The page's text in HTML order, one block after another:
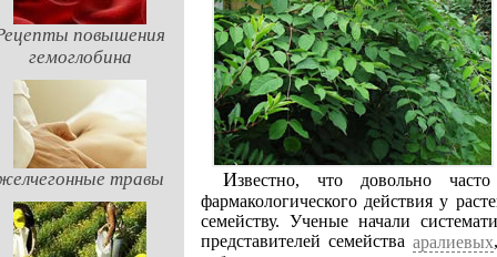
повышения
гемоглобина
травы Известно, что довольно часто наблюдается близость химического состава и
фармакологического действия у
семейству. Ученые начали
представителей семействааралиевых